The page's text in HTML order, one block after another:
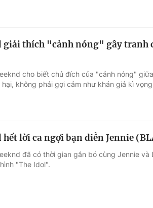
giải thích "cảnh nóng" gây
cho biết chủ đích của "cảnh nóng"
không phải gợi cảm như khán giả kì
hết lời ca ngợi bạn diễn Jennie
đã có thời gian gắn bó cùng Jennie
"The Idol".